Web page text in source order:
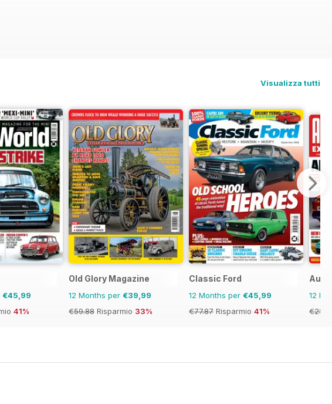
Visualizza tutti
€45,99
41%
Old Glory Magazine
12 Months per €39,99
€59.88 Risparmio 33%
Classic Ford
12 Months per €45,99
€77.87 Risparmio 41%
Auto
12